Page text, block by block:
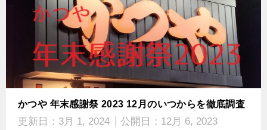
かつや 年末感謝祭 2023 12月のいつからを徹底調査
更新日： 3月 1, 2024 公開日： 12月 6, 2023